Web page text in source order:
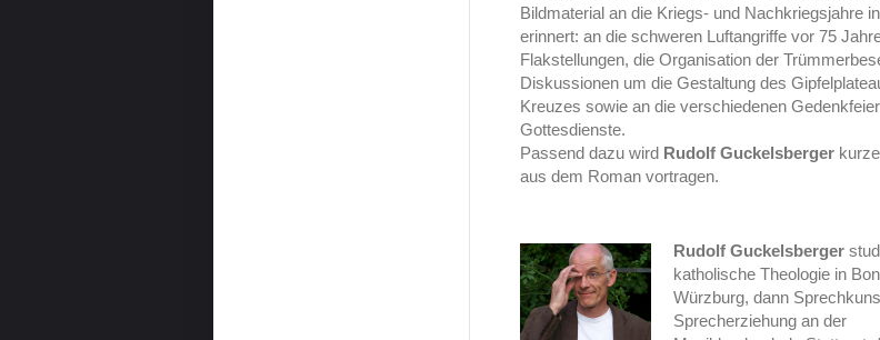
Bildmaterial an die Kriegs- und Nachkriegsjahre
erinnert: an die schweren Luftangriffe vor 75
Flakstellungen, die Organisation der
Diskussionen um die Gestaltung des
Kreuzes sowie an die verschiedenen
Gottesdienste.
Passend dazu wird Rudolf Guckelsberger
aus dem Roman vortragen.
Rudolf Guckelsberger
katholische Theologie in
Würzburg, dann
Sprecherziehung an der